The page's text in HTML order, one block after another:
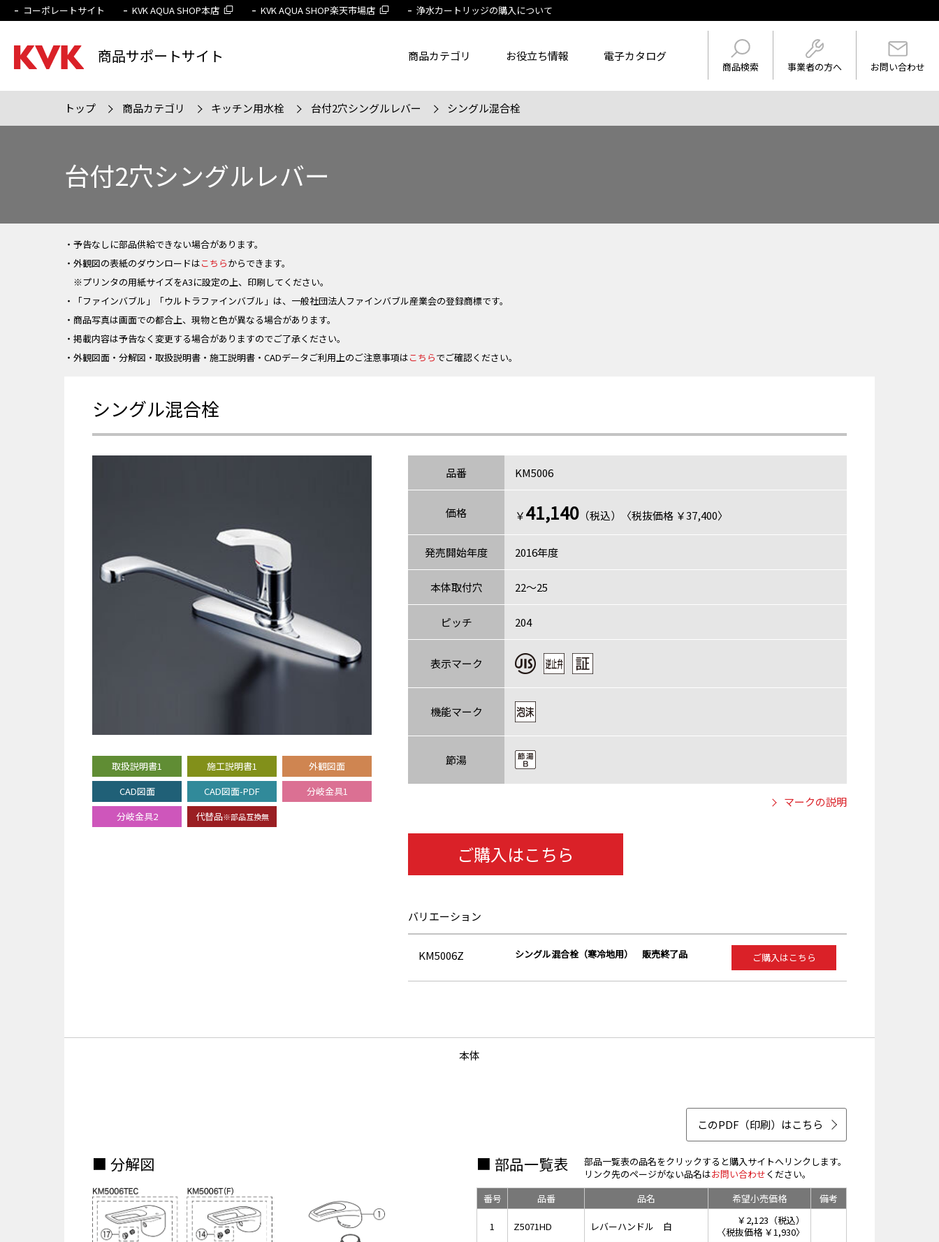
商品サポートサイト
商品検索 事業者の方へ お問い合わせ
販売終了品を除く 節湯水栓製品だけを表示
商品カテゴリ お役立ち情報 電子カタログ
コーポレートサイト KVK AQUA SHOP本店 KVK AQUA SHOP楽天市場店 浄水カートリッジの購入について
トップ 商品カテゴリ キッチン用水栓 台付2穴シングルレバー シングル混合栓
台付2穴シングルレバー
・予告なしに部品供給できない場合があります。
・外観図の表紙のダウンロードはこちらからできます。
※プリンタの用紙サイズをA3に設定の上、印刷してください。
・「ファインバブル」「ウルトラファインバブル」は、一般社団法人ファインバブル産業会の登録商標です。
・商品写真は画面での都合上、現物と色が異なる場合があります。
・掲載内容は予告なく変更する場合がありますのでご了承ください。
・外観図面・分解図・取扱説明書・施工説明書・CADデータご利用上のご注意事項はこちらでご確認ください。
シングル混合栓
取扱説明書1 施工説明書1
外観図面
CAD図面
CAD図面-PDF
分岐金具1
分岐金具2
代替品※部品互換無
品番 KM5006
価格 ￥41,140 （税込）〈税抜価格 ￥37,400〉
発売開始年度 2016年度
本体取付穴 22～25
ピッチ 204
表示マーク
機能マーク
節湯
マークの説明
ご購入はこちら
バリエーション
KM5006Z シングル混合栓（寒冷地用） 販売終了品 ご購入はこちら
本体
このPDF（印刷）はこちら
■ 分解図 ■ 部品一覧表
部品一覧表の品名をクリックすると購入サイトへリンクします。
リンク先のページがない品名はお問い合わせください。
番号
品番 品名 希望小売価格 備考
1 Z5071HD レバーハンドル 白
￥2,123（税込）
〈税抜価格 ￥1,930〉